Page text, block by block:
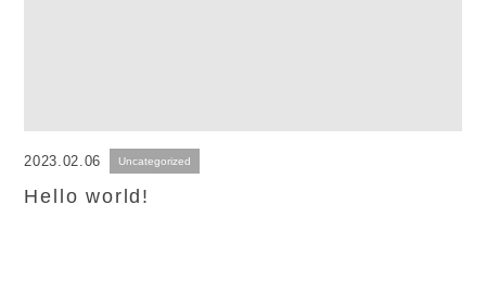
2023.02.06 Uncategorized
Hello world!